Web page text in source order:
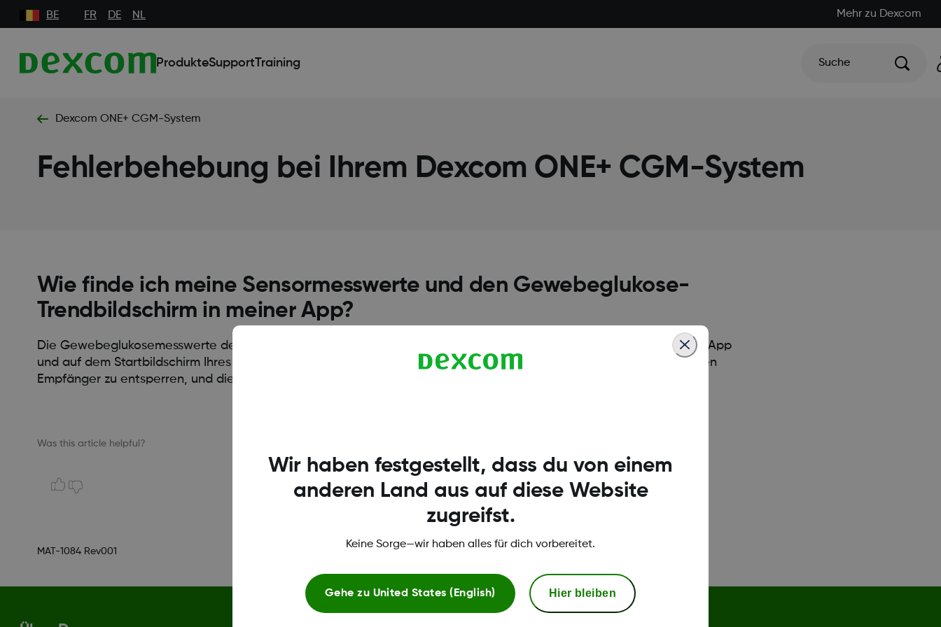
BE FR DE NL Mehr zu Dexcom
ProdukteSupportTraining Suche
Dexcom ONE+ CGM-System
Fehlerbehebung bei Ihrem Dexcom ONE+ CGM-System
Wie finde ich meine Sensormesswerte und den Gewebeglukose-
Trendbildschirm in meiner App?
Die Gewebeglukosemesswerte des Dexcom ONE Sensors und die Trendgrafik werden auf dem Startbildschirm Ihrer App
und auf dem Startbildschirm Ihres Empfängers angezeigt. Tippen Sie einfach auf Ihre App, um sie zu öffnen oder Ihren
Empfänger zu entsperren, und die Informationen sind sofort verfügbar.
Was this article helpful?
MAT-1084 Rev001
Wir haben festgestellt, dass du von einem
anderen Land aus auf diese Website
zugreifst.
Keine Sorge—wir haben alles für dich vorbereitet.
Gehe zu United States (English) Hier bleiben